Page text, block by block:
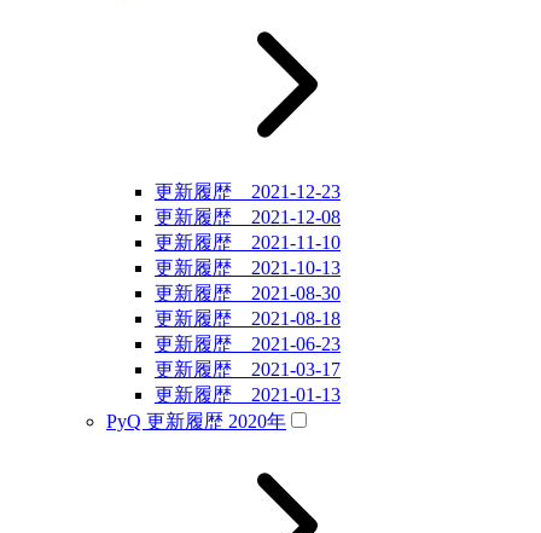
更新履歴 2021-12-23
更新履歴 2021-12-08
更新履歴 2021-11-10
更新履歴 2021-10-13
更新履歴 2021-08-30
更新履歴 2021-08-18
更新履歴 2021-06-23
更新履歴 2021-03-17
更新履歴 2021-01-13
PyQ 更新履歴 2020年